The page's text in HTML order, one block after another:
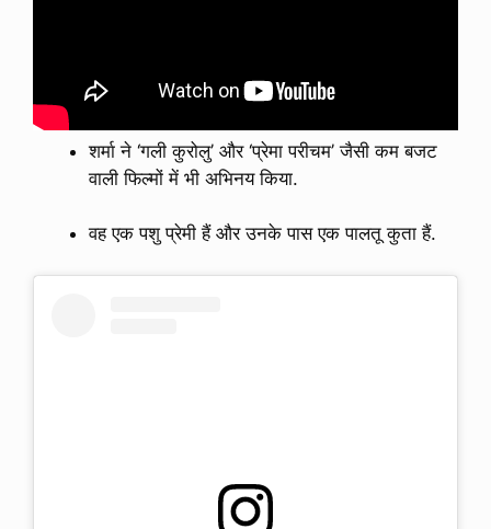
शर्मा ने ‘गली कुरोलु’ और ‘प्रेमा परीचम’ जैसी कम बजट
वाली फिल्मों में भी अभिनय किया.
वह एक पशु प्रेमी हैं और उनके पास एक पालतू कुता हैं.